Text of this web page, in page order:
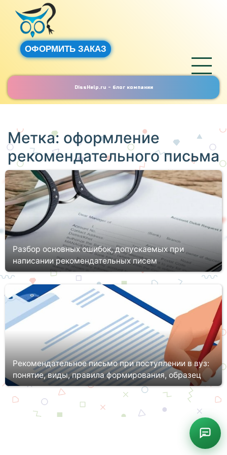
ОФОРМИТЬ ЗАКАЗ
DissHelp.ru - блог компании
Метка: оформление
рекомендательного письма
Разбор основных ошибок, допускаемых при
написании рекомендательных писем
В жизни студентов, аспирантов и даже практикующих
специалистов, опытных ученых порой возникает необходимость
в предоставлении рекомендательного письма. Сегодня мы
расскажем об ошиб...
Рекомендательное письмо при поступлении в вуз:
понятие, виды, правила формирования, образец
Для поступления в отечественный вуз абитуриенту достаточно
предоставить приемной комиссии полный пакет документов, в
основе которого будет лежать действующий документ об